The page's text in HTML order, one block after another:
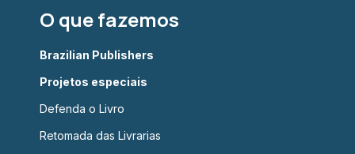
O que fazemos
Brazilian Publishers
Projetos especiais
Defenda o Livro
Retomada das Livrarias